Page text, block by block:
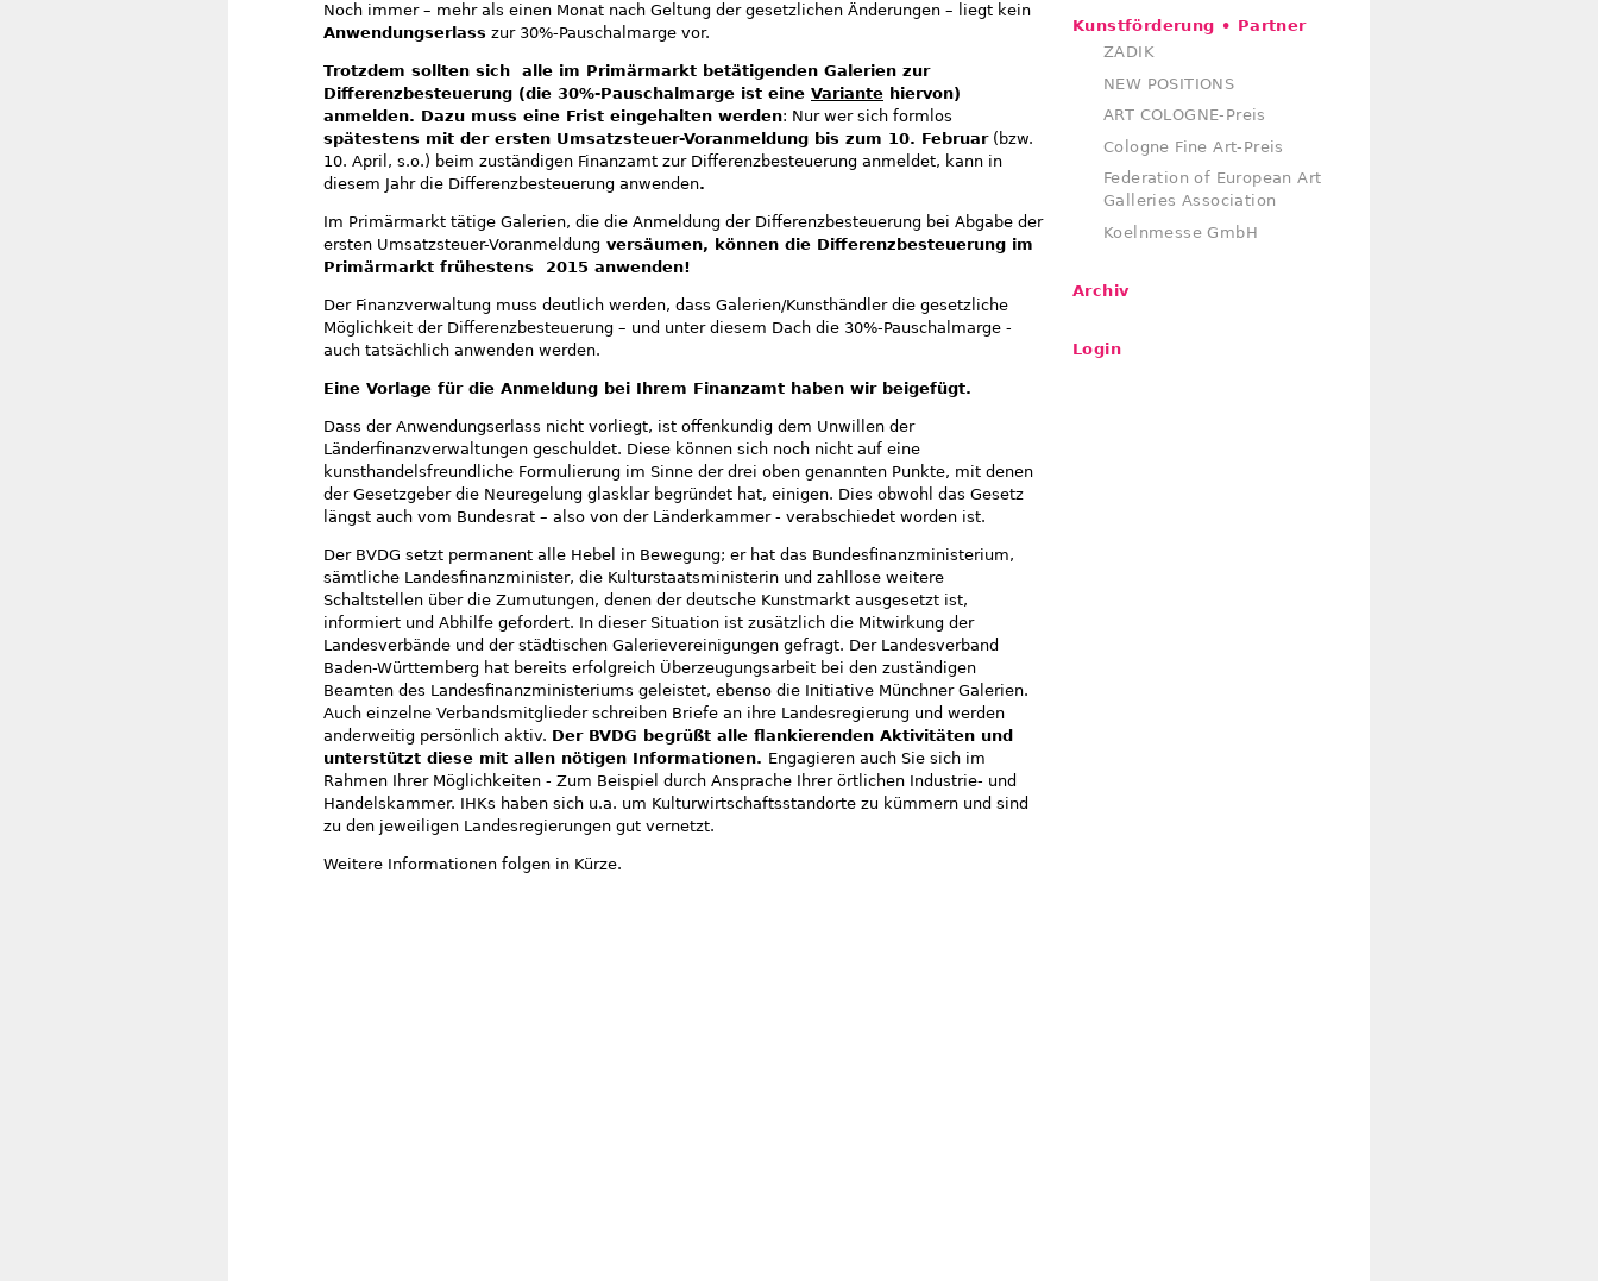
Noch immer – mehr als einen Monat nach Geltung der gesetzlichen Änderungen – liegt kein
Anwendungserlass zur 30%-Pauschalmarge vor.
Trotzdem sollten sich alle im Primärmarkt betätigenden Galerien zur
Differenzbesteuerung (die 30%-Pauschalmarge ist eine Variante hiervon)
anmelden. Dazu muss eine Frist eingehalten werden: Nur wer sich formlos
spätestens mit der ersten Umsatzsteuer-Voranmeldung bis zum 10. Februar(bzw.
10. April, s.o.) beim zuständigen Finanzamt zur Differenzbesteuerung anmeldet, kann in
diesem Jahr die Differenzbesteuerung anwenden.
Im Primärmarkt tätige Galerien, die die Anmeldung der Differenzbesteuerung bei Abgabe der
ersten Umsatzsteuer-Voranmeldung versäumen, können die Differenzbesteuerung im
Primärmarkt frühestens 2015 anwenden!
Der Finanzverwaltung muss deutlich werden, dass Galerien/Kunsthändler die gesetzliche
Möglichkeit der Differenzbesteuerung – und unter diesem Dach die 30%-Pauschalmarge -
auch tatsächlich anwenden werden.
Eine Vorlage für die Anmeldung bei Ihrem Finanzamt haben wir beigefügt.
Dass der Anwendungserlass nicht vorliegt, ist offenkundig dem Unwillen der
Länderfinanzverwaltungen geschuldet. Diese können sich noch nicht auf eine
kunsthandelsfreundliche Formulierung im Sinne der drei oben genannten Punkte, mit denen
der Gesetzgeber die Neuregelung glasklar begründet hat, einigen. Dies obwohl das Gesetz
längst auch vom Bundesrat – also von der Länderkammer - verabschiedet worden ist.
Der BVDG setzt permanent alle Hebel in Bewegung; er hat das Bundesfinanzministerium,
sämtliche Landesfinanzminister, die Kulturstaatsministerin und zahllose weitere
Schaltstellen über die Zumutungen, denen der deutsche Kunstmarkt ausgesetzt ist,
informiert und Abhilfe gefordert. In dieser Situation ist zusätzlich die Mitwirkung der
Landesverbände und der städtischen Galerievereinigungen gefragt. Der Landesverband
Baden-Württemberg hat bereits erfolgreich Überzeugungsarbeit bei den zuständigen
Beamten des Landesfinanzministeriums geleistet, ebenso die Initiative Münchner Galerien.
Auch einzelne Verbandsmitglieder schreiben Briefe an ihre Landesregierung und werden
anderweitig persönlich aktiv. Der BVDG begrüßt alle flankierenden Aktivitäten und
unterstützt diese mit allen nötigen Informationen. Engagieren auch Sie sich im
Rahmen Ihrer Möglichkeiten - Zum Beispiel durch Ansprache Ihrer örtlichen Industrie- und
Handelskammer. IHKs haben sich u.a. um Kulturwirtschaftsstandorte zu kümmern und sind
zu den jeweiligen Landesregierungen gut vernetzt.
Weitere Informationen folgen in Kürze.
Kunstförderung • Partner
ZADIK
NEW POSITIONS
ART COLOGNE-Preis
Cologne Fine Art-Preis
Federation of European Art
Galleries Association
Koelnmesse GmbH
Archiv
Login